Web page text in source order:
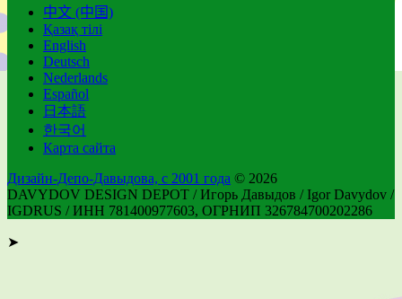
中文 (中国)
Қазақ тілі
English
Deutsch
Nederlands
Español
日本語
한국어
Карта сайта
Дизайн-Депо-Давыдова, с 2001 года © 2026
DAVYDOV DESIGN DEPOT / Игорь Давыдов / Igor Davydov /
IGDRUS / ИНН 781400977603, ОГРНИП 326784700202286
➤